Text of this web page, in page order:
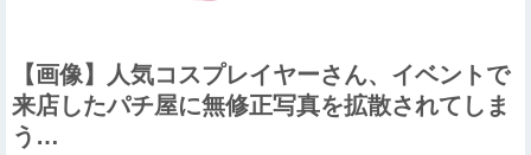
【画像】人気コスプレイヤーさん、イベントで
来店したパチ屋に無修正写真を拡散されてしま
う…